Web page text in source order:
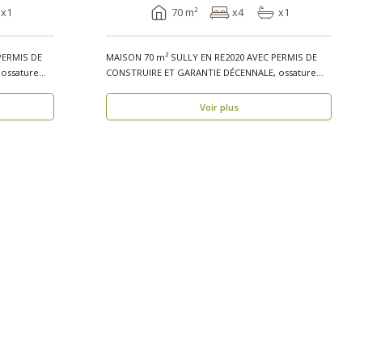
x1
DE
ossature
70 m² x4 x1
MAISON 70 m² SULLY EN RE2020 AVEC PERMIS DE
CONSTRUIRE ET GARANTIE DÉCENNALE, ossature
Voir plus